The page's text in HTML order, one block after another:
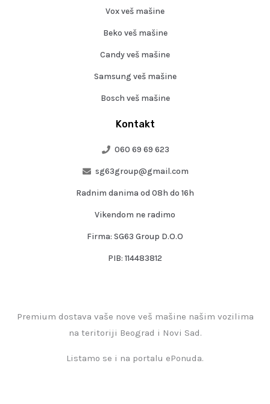
Kontakt
060 69 69 623
sg63group@gmail.com
Radnim danima od 08h do 16h
Vikendom ne radimo
Firma: SG63 Group D.O.O
PIB: 114483812
Vox veš mašine
Beko veš mašine
Candy veš mašine
Samsung veš mašine
Bosch veš mašine
Premium dostava vaše nove veš mašine našim vozilima
na teritoriji Beograd i Novi Sad.
Listamo se i na portalu ePonuda.